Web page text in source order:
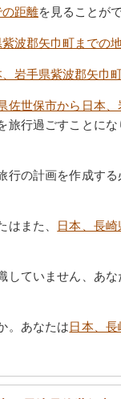
距離を見ることが
波郡矢巾町までの
岩手県紫波郡矢巾
佐世保市から日本
行過ごすことに
の計画を作成する
また、
日本、長
していません、あな
。あなたは日本、